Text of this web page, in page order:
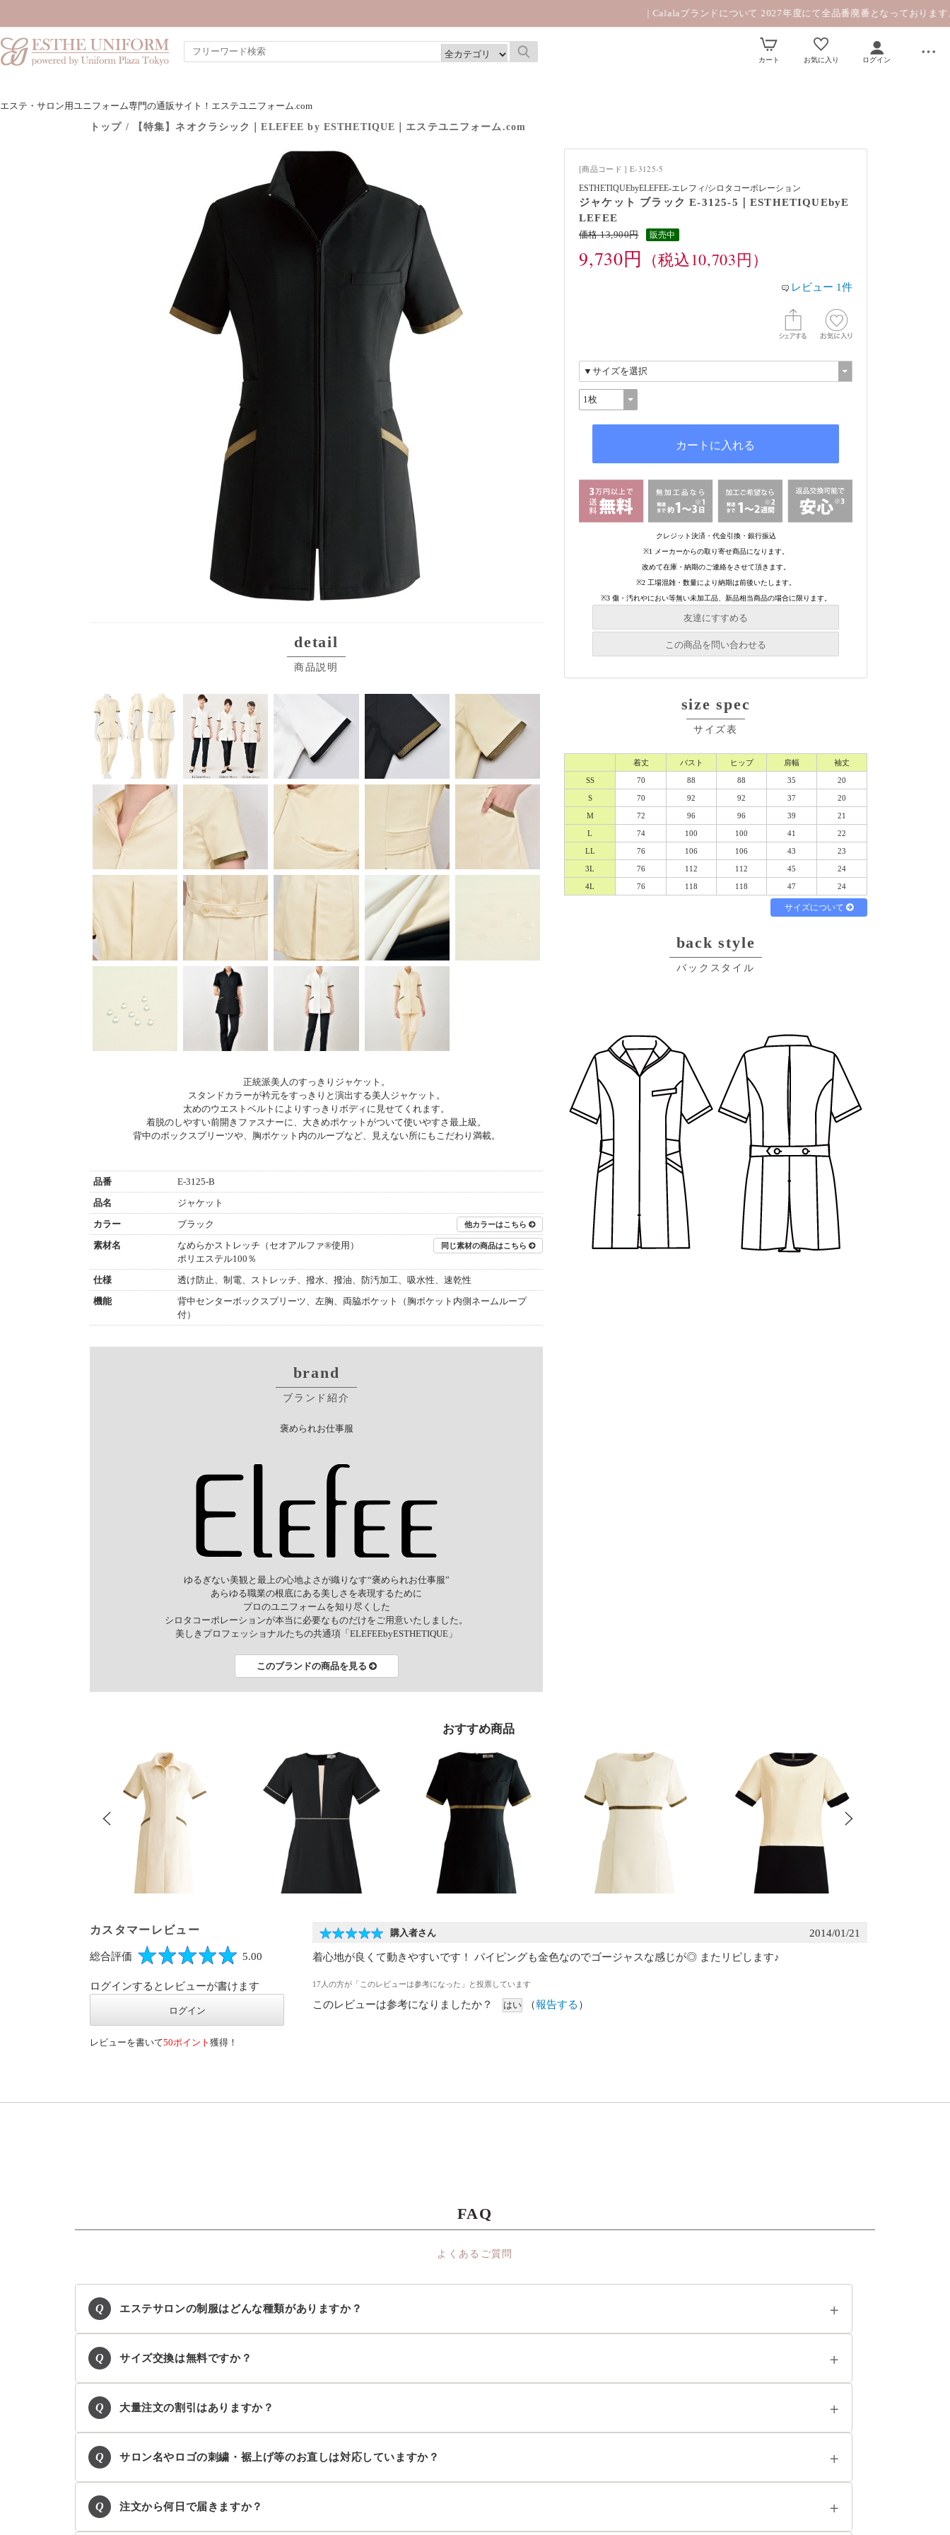
カート お気に入り ログイン
| Calalaブランドについて 2027年度にて全品番廃番となっております。| |
エステ・サロン用ユニフォーム専門の通販サイト！エステユニフォーム.com
トップ / 【特集】ネオクラシック｜ELEFEE by ESTHETIQUE｜エステユニフォーム.com
detail
商品説明
正統派美人のすっきりジャケット。
スタンドカラーが衿元をすっきりと演出する美人ジャケット。
太めのウエストベルトによりすっきりボディに見せてくれます。
着脱のしやすい前開きファスナーに、大きめポケットがついて使いやすさ最上級。
背中のボックスプリーツや、胸ポケット内のループなど、見えない所にもこだわり満載。
品番
E-3125-B
品名
ジャケット
カラー
ブラック 他カラーはこちら
素材名
なめらかストレッチ（セオアルファ®使用）
ポリエステル100％
同じ素材の商品はこちら
仕様
透け防止、制電、ストレッチ、撥水、撥油、防汚加工、吸水性、速乾性
機能
背中センターボックスプリーツ、左胸、両脇ポケット（胸ポケット内側ネームループ
付）
brand
ブランド紹介
褒められお仕事服
ゆるぎない美観と最上の心地よさが織りなす“褒められお仕事服”
あらゆる職業の根底にある美しさを表現するために
プロのユニフォームを知り尽くした
シロタコーポレーションが本当に必要なものだけをご用意いたしました。
美しきプロフェッショナルたちの共通項「ELEFEEbyESTHETIQUE」
このブランドの商品を見る
[商品コード ] E-3125-5
ESTHETIQUEbyELEFEE-エレフィ/シロタコーポレーション
ジャケット ブラック E-3125-5｜ESTHETIQUEbyE
LEFEE
価格 13,900円 販売中
9,730円 （税込10,703円）
レビュー 1件
友達にすすめる
必須
この商品を問い合わせる
必須
プライバシーポリシーをご確認ください。
size spec
サイズ表
着丈 バスト ヒップ 肩幅 袖丈
SS 70 88 88 35 20
S 70 92 92 37 20
M 72 96 96 39 21
L 74 100 100 41 22
LL 76 106 106 43 23
3L 76 112 112 45 24
4L 76 118 118 47 24
サイズについて
back style
バックスタイル
おすすめ商品
カスタマーレビュー
総合評価 5.00
ログインするとレビューが書けます
レビューを書いて50ポイント 獲得！
購入者さん 2014/01/21
着心地が良くて動きやすいです！ パイピングも金色なのでゴージャスな感じが◎ またリピします♪
17人の方が「このレビューは参考になった」と投票しています
このレビューは参考になりましたか？ （報告する ）
FAQ
よくあるご質問
Q エステサロンの制服はどんな種類がありますか？
Q サイズ交換は無料ですか？
Q 大量注文の割引はありますか？
Q サロン名やロゴの刺繍・裾上げ等のお直しは対応していますか？
Q 注文から何日で届きますか？